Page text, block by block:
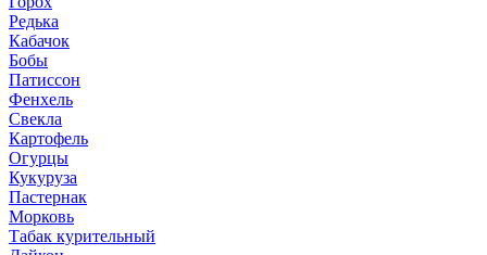
Редька
Кабачок
Бобы
Патиссон
Фенхель
Свекла
Картофель
Огурцы
Кукуруза
Пастернак
Морковь
Табак курительный